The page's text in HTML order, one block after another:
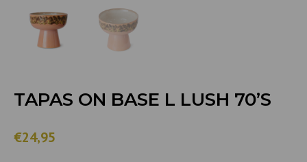
TAPAS ON BASE L LUSH 70’S
€24,95